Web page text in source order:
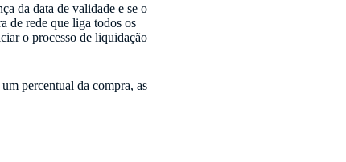
da data de validade e se o
de rede que liga todos os
o processo de liquidação
percentual da compra, as